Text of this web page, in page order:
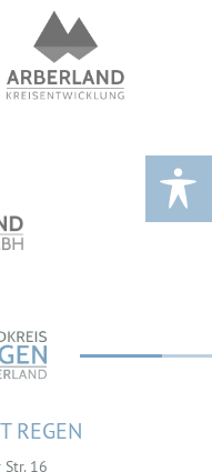
REGEN
Str. 16